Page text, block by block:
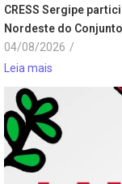
CRESS Sergipe
Nordeste do Conjunto
04/08/2026 /
Leia mais